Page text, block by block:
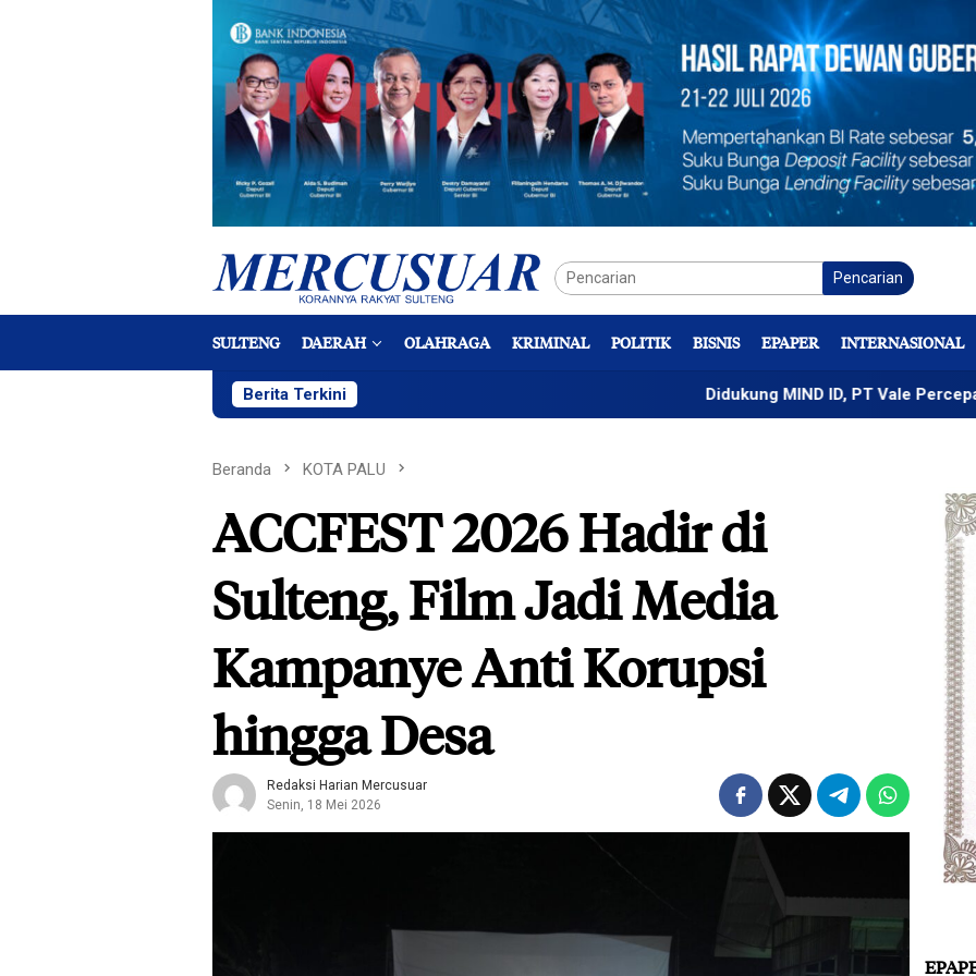
Pencarian
SULTENG DAERAH OLAHRAGA KRIMINAL POLITIK BISNIS EPAPER INTERNASIONAL
Berita Terkini Didukung MIND ID, PT Vale Percepat
Beranda KOTA PALU
ACCFEST 2026 Hadir di
Sulteng, Film Jadi Media
Kampanye Anti Korupsi
hingga Desa
Redaksi Harian Mercusuar
Senin, 18 Mei 2026